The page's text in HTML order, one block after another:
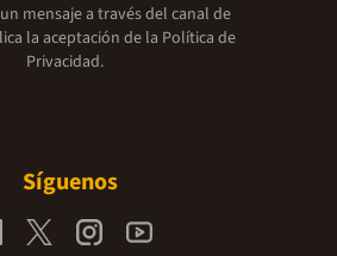
mensaje a través del canal de
la aceptación de la Política de
Privacidad.
Síguenos